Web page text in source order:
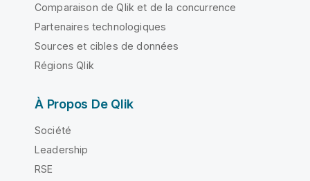
Comparaison de Qlik et de la concurrence
Partenaires technologiques
Sources et cibles de données
Régions Qlik
À Propos De Qlik
Société
Leadership
RSE